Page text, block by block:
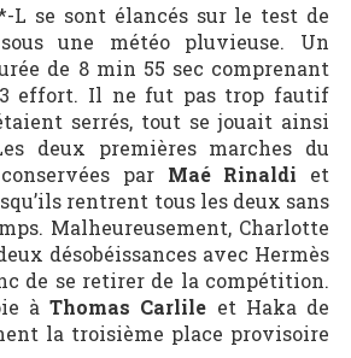
L se sont élancés sur le test de
une météo pluvieuse. Un
de 8 min 55 sec comprenant
effort. Il ne fut pas trop fautif
serrés, tout se jouait ainsi
deux premières marches du
par Maé Rinaldi et
rentrent tous les deux sans
Malheureusement, Charlotte
désobéissances avec Hermès
de se retirer de la compétition.
àThomas Carlile et Haka de
la troisième place provisoire